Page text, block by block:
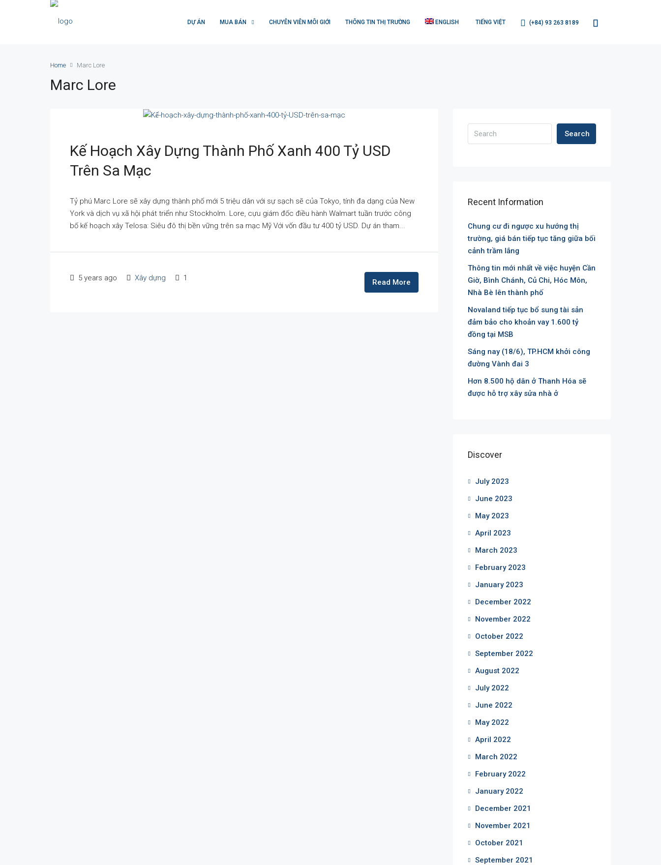
DỰ ÁN MUA BÁN CHUYÊN VIÊN MÔI GIỚI THÔNG TIN THỊ TRƯỜNG ENGLISH TIẾNG VIỆT (+84) 93 263 8189
Home Marc Lore
Marc Lore
Kế Hoạch Xây Dựng Thành Phố Xanh 400 Tỷ USD
Trên Sa Mạc
Tỷ phú Marc Lore sẽ xây dựng thành phố mới 5 triệu dân với sự sạch sẽ của Tokyo, tính đa dạng của New
York và dịch vụ xã hội phát triển như Stockholm. Lore, cựu giám đốc điều hành Walmart tuần trước công
bố kế hoạch xây Telosa: Siêu đô thị bền vững trên sa mạc Mỹ Với vốn đầu tư 400 tỷ USD. Dự án tham...
5 years ago Xây dựng 1 Read More
Search
Recent Information
Chung cư đi ngược xu hướng thị
trường, giá bán tiếp tục tăng giữa bối
cảnh trầm lắng
Thông tin mới nhất về việc huyện Cần
Giờ, Bình Chánh, Củ Chi, Hóc Môn,
Nhà Bè lên thành phố
Novaland tiếp tục bổ sung tài sản
đảm bảo cho khoản vay 1.600 tỷ
đồng tại MSB
Sáng nay (18/6), TP.HCM khởi công
đường Vành đai 3
Hơn 8.500 hộ dân ở Thanh Hóa sẽ
được hỗ trợ xây sửa nhà ở
Discover
July 2023
June 2023
May 2023
April 2023
March 2023
February 2023
January 2023
December 2022
November 2022
October 2022
September 2022
August 2022
July 2022
June 2022
May 2022
April 2022
March 2022
February 2022
January 2022
December 2021
November 2021
October 2021
September 2021